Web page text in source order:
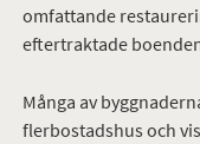
omfattande
eftertraktade
Många av
flerbostadshus och